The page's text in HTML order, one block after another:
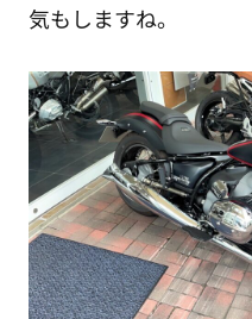
気もしますね。